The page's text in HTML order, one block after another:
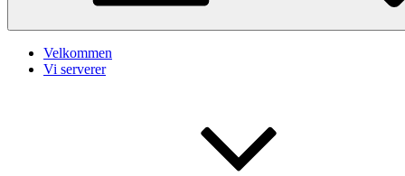
Velkommen
Vi serverer